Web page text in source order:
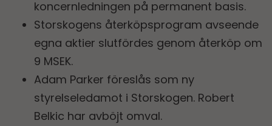
koncernledningen på permanent basis.
Storskogens återköpsprogram avseende
egna aktier slutfördes genom återköp om
9 MSEK.
Adam Parker föreslås som ny
styrelseledamot i Storskogen. Robert
Belkic har avböjt omval.